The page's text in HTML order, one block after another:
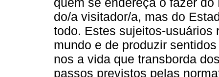
do/a visitador/a, mas do
todo. Estes sujeitos-usuários
mundo e de produzir
nos a vida que transborda
passos previstos pelas